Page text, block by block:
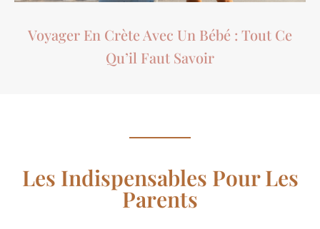
Voyager En Crète Avec Un Bébé : Tout Ce
Qu’il Faut Savoir
Les Indispensables Pour Les
Parents